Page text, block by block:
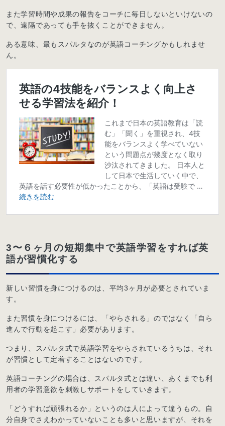
また学習時間や成果の報告をコーチに毎日しないといけないの
で、遠隔であっても手を抜くことができません。
ある意味、最もスパルタなのが英語コーチングかもしれませ
ん。
3〜６ヶ月の短期集中で英語学習をすれば英
語が習慣化する
新しい習慣を身につけるのは、平均3ヶ月が必要とされていま
す。
また習慣を身につけるには、「やらされる」のではなく「自ら
進んで行動を起こす」必要があります。
つまり、スパルタ式で英語学習をやらされているうちは、それ
が習慣として定着することはないのです。
英語コーチングの場合は、スパルタ式とは違い、あくまでも利
用者の学習意欲を刺激しサポートをしていきます。
「どうすれば頑張れるか」というのは人によって違うもの。自
分自身でさえわかっていないことも多いと思いますが、それを